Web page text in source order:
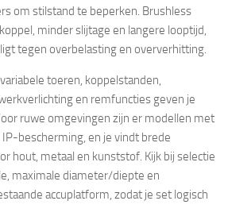
om stilstand te beperken. Brushless
minder slijtage en langere looptijd,
tegen overbelasting en oververhitting.
toeren, koppelstanden,
en remfuncties geven je
ruwe omgevingen zijn er modellen met
bescherming, en je vindt brede
hout, metaal en kunststof. Kijk bij selectie
maximale diameter/diepte en
accuplatform, zodat je set logisch